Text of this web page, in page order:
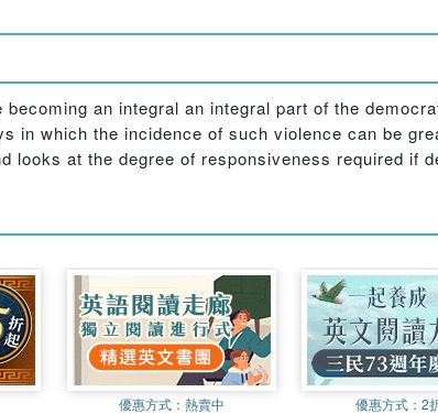
an integral an integral part of the
in which the incidence of such violence can be
at the degree of responsiveness required if
優惠方式： 熱賣中 優惠方式：2